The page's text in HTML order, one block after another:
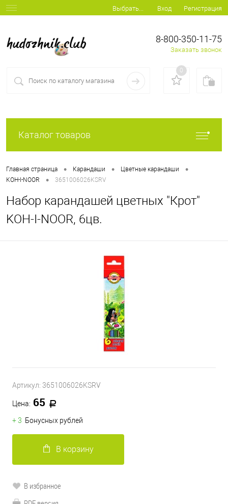
Выбрать... Вход Регистрация
8-800-350-11-75
Заказать звонок
0
Каталог товаров
Главная страница • Карандаши • Цветные карандаши •
KOH-I-NOOR • 3651006026KSRV
Набор карандашей цветных "Крот"
KOH-I-NOOR, 6цв.
Артикул: 3651006026KSRV
Цена: 65
+ 3 Бонусных рублей
В корзину
В избранное